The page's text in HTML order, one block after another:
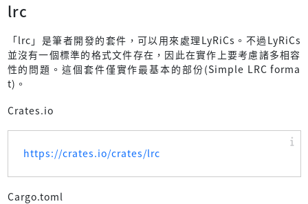
lrc
「lrc」是筆者開發的套件，可以用來處理LyRiCs。不過LyRiCs
並沒有一個標準的格式文件存在，因此在實作上要考慮諸多相容
性的問題。這個套件僅實作最基本的部份(Simple LRC forma
t)。
Crates.io
https://crates.io/crates/lrc
Cargo.toml